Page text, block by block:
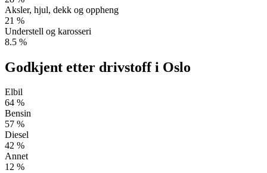
Aksler, hjul, dekk og oppheng
21 %
Understell og karosseri
8.5 %
Godkjent etter drivstoff i Oslo
Elbil
64 %
Bensin
57 %
Diesel
42 %
Annet
12 %